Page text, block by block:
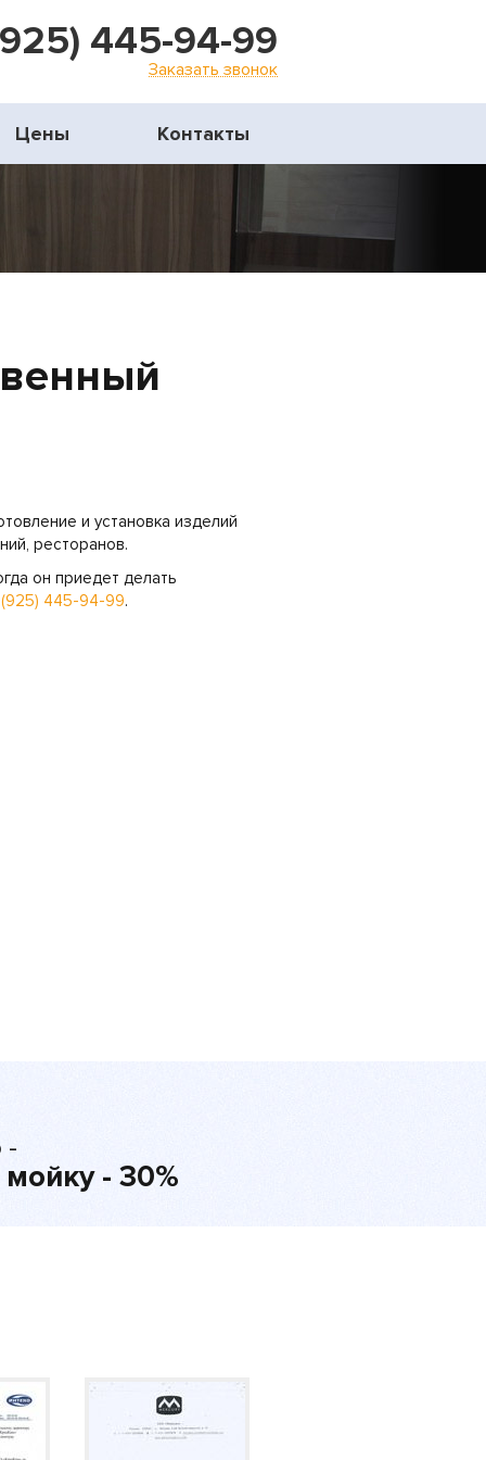
445-94-99
Заказать звонок
Цены Контакты
и установка изделий
ресторанов.
он приедет делать
(925) 445-94-99.
-
- 30%